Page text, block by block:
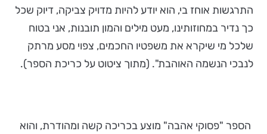
התרגשות אוחז בי, הוא יודע להיות מדויק צביקה, דיוק שכל
כך נדיר במחוזותינו, מעט מילים והמון תובנות, אני בטוח
שלכל מי שיקרא את משפטיו החכמים, צפוי מסע מרתק
לנבכי הנשמה האוהבת". (מתוך ציטוט על כריכת הספר).
הספר "פסוקי אהבה" מוצע בכריכה קשה ומהודרת, והוא